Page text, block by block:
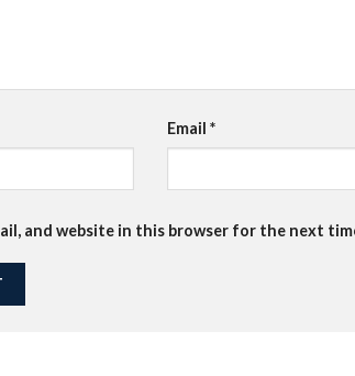
Email*
and website in this browser for the next